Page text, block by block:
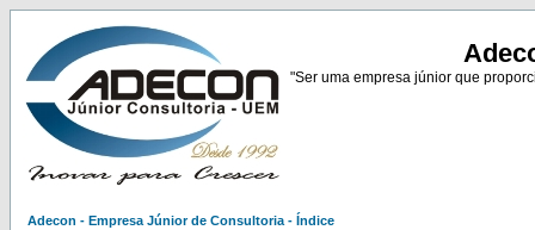
"Ser uma empresa júnior que
Adecon - Empresa Júnior de Consultoria - Índice